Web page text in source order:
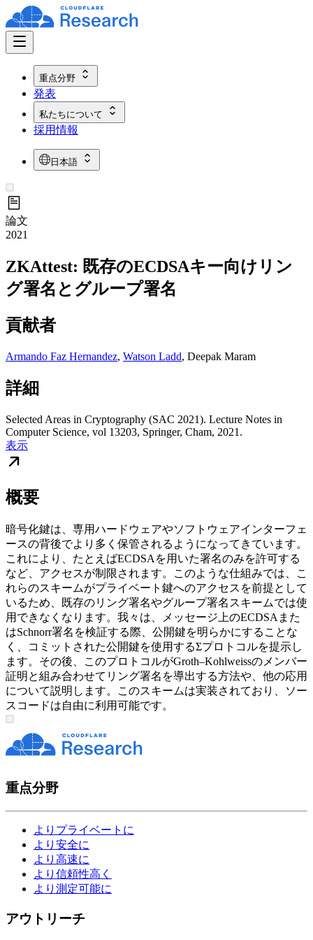
重点分野
発表
私たちについて
採用情報
日本語
論文
2021
ZKAttest: 既存のECDSAキー向けリン
グ署名とグループ署名
貢献者
Armando Faz Hernandez, Watson Ladd, Deepak Maram
詳細
Selected Areas in Cryptography (SAC 2021). Lecture Notes in
Computer Science, vol 13203, Springer, Cham, 2021.
表示
概要
暗号化鍵は、専用ハードウェアやソフトウェアインターフェ
ースの背後でより多く保管されるようになってきています。
これにより、たとえばECDSAを用いた署名のみを許可する
など、アクセスが制限されます。このような仕組みでは、こ
れらのスキームがプライベート鍵へのアクセスを前提として
いるため、既存のリング署名やグループ署名スキームでは使
用できなくなります。我々は、メッセージ上のECDSAまた
はSchnorr署名を検証する際、公開鍵を明らかにすることな
く、コミットされた公開鍵を使用するΣプロトコルを提示し
ます。その後、このプロトコルがGroth–Kohlweissのメンバー
証明と組み合わせてリング署名を導出する方法や、他の応用
について説明します。このスキームは実装されており、ソー
スコードは自由に利用可能です。
重点分野
よりプライベートに
より安全に
より高速に
より信頼性高く
より測定可能に
アウトリーチ